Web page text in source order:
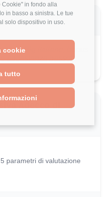
in fondo alla
in basso a sinistra. Le tue
solo dispositivo in uso.
cookie
tutto
Big italiane, bonus
abbastanza basse!"
Adecco di
parametri di valutazione